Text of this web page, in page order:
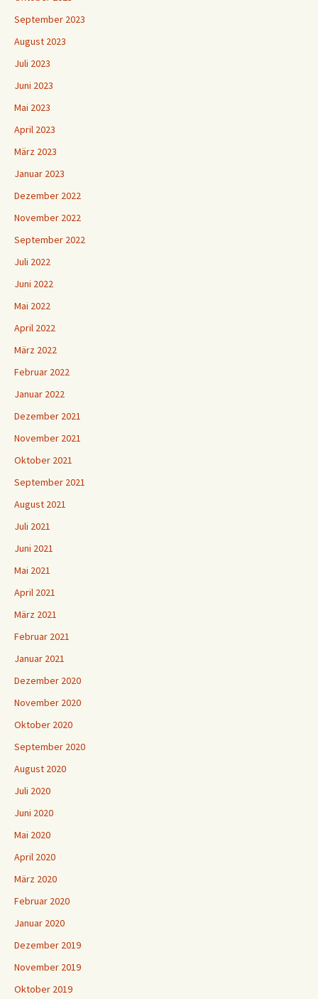
September 2023
August 2023
Juli 2023
Juni 2023
Mai 2023
April 2023
März 2023
Januar 2023
Dezember 2022
November 2022
September 2022
Juli 2022
Juni 2022
Mai 2022
April 2022
März 2022
Februar 2022
Januar 2022
Dezember 2021
November 2021
Oktober 2021
September 2021
August 2021
Juli 2021
Juni 2021
Mai 2021
April 2021
März 2021
Februar 2021
Januar 2021
Dezember 2020
November 2020
Oktober 2020
September 2020
August 2020
Juli 2020
Juni 2020
Mai 2020
April 2020
März 2020
Februar 2020
Januar 2020
Dezember 2019
November 2019
Oktober 2019